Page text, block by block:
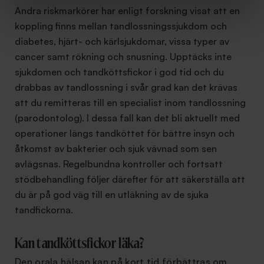
Andra riskmarkörer har enligt forskning visat att en
koppling finns mellan tandlossningssjukdom och
diabetes, hjärt- och kärlsjukdomar, vissa typer av
cancer samt rökning och snusning. Upptäcks inte
sjukdomen och tandköttsfickor i god tid och du
drabbas av tandlossning i svår grad kan det krävas
att du remitteras till en specialist inom tandlossning
(parodontolog). I dessa fall kan det bli aktuellt med
operationer längs tandköttet för bättre insyn och
åtkomst av bakterier och sjuk vävnad som sen
avlägsnas. Regelbundna kontroller och fortsatt
stödbehandling följer därefter för att säkerställa att
du är på god väg till en utläkning av de sjuka
tandfickorna.
Kan tandköttsfickor läka?
Den orala hälsan kan på kort tid förbättras om